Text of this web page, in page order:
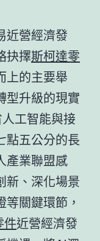
近營經濟發
抉擇斯柯達零
上的主要舉
型升級的現實
工智能與接
點五公分的長
產業聯盟感
新、深化場景
關鍵環節，
件近營經濟發